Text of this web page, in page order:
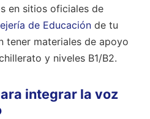
en sitios oficiales de
de Educación de tu
tener materiales de apoyo
y niveles B1/B2.
integrar la voz